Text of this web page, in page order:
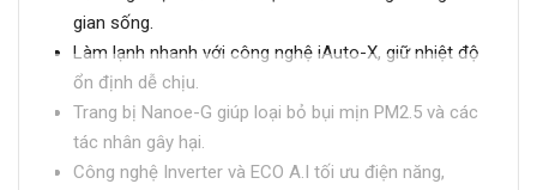
gian sống.
Làm lạnh nhanh với công nghệ iAuto-X, giữ nhiệt độ
ổn định dễ chịu.
Trang bị Nanoe-G giúp loại bỏ bụi mịn PM2.5 và các
tác nhân gây hại.
Công nghệ Inverter và ECO A.I tối ưu điện năng,